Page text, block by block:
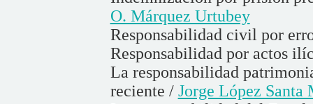
O. Márquez Urtubey
Responsabilidad civil por
Responsabilidad por actos
La responsabilidad
reciente / Jorge López Santa